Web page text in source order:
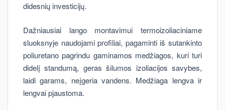
didesnių investicijų.
Dažniausiai lango montavimui termoizoliaciniame
sluoksnyje naudojami profiliai, pagaminti iš sutankinto
poliuretano pagrindu gaminamos medžiagos, kuri turi
didelį standumą, geras šilumos izoliacijos savybes,
laidi garams, neįgeria vandens. Medžiaga lengva ir
lengvai pjaustoma.